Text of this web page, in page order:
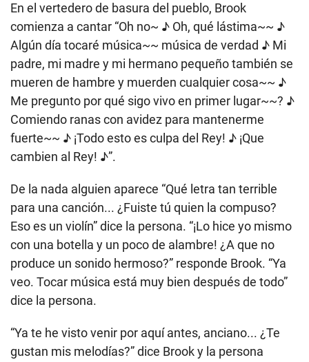
En el vertedero de basura del pueblo, Brook
comienza a cantar “Oh no~ ♪ Oh, qué lástima~~ ♪
Algún día tocaré música~~ música de verdad ♪ Mi
padre, mi madre y mi hermano pequeño también se
mueren de hambre y muerden cualquier cosa~~ ♪
Me pregunto por qué sigo vivo en primer lugar~~? ♪
Comiendo ranas con avidez para mantenerme
fuerte~~ ♪ ¡Todo esto es culpa del Rey! ♪ ¡Que
cambien al Rey! ♪”.
De la nada alguien aparece “Qué letra tan terrible
para una canción... ¿Fuiste tú quien la compuso?
Eso es un violín” dice la persona. “¡Lo hice yo mismo
con una botella y un poco de alambre! ¿A que no
produce un sonido hermoso?” responde Brook. “Ya
veo. Tocar música está muy bien después de todo”
dice la persona.
“Ya te he visto venir por aquí antes, anciano... ¿Te
gustan mis melodías?” dice Brook y la persona